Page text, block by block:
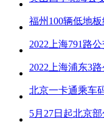
福州100辆低地
2022上海791路
2022上海浦东3
北京一卡通乘车
5月27日起北京